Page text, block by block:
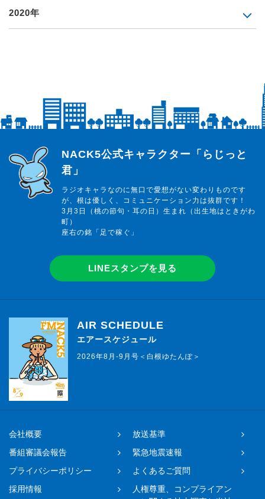
2020年
らじっと君
NACK5公式キャラクター「らじっと
君」
ラジオキャラなのに無口で愛想がない変わりものです
が、根は優しく、コミュニケーション力は抜群です！
3月3日（桃の節句・耳の日）生まれ（出生地はときがわ
町）
座右の銘「足で稼ぐ」
LINEスタンプを見る
AIR SCHEDULE
エアースケジュール
2026年8月-9月号＜白根ゆたんぽ＞
会社概要
放送基準
番組審議会報告
緊急地震速報
プライバシーポリシー
よくあるご質問
採用情報
人権尊重、コンプライアン